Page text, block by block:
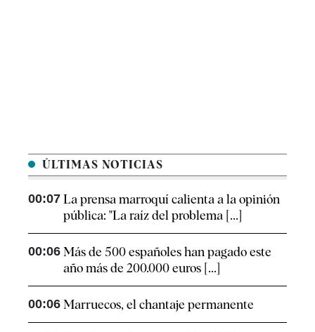
ÚLTIMAS NOTICIAS
00:07 La prensa marroquí calienta a la opinión
pública: "La raíz del problema [...]
00:06 Más de 500 españoles han pagado este
año más de 200.000 euros [...]
00:06 Marruecos, el chantaje permanente